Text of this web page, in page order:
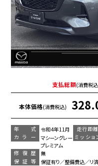
支払総額(消費税
本体価格(消費税込)
年 式 令和4年11月 走行距離
カラー
マシーングレー
プレミアム
ミッショ
修復歴
無
保証等
保証有り／整備費込／リ